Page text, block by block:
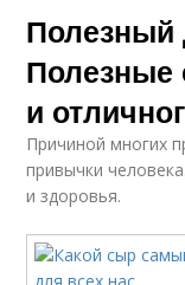
Полезный
Полезные
и
Причиной многих
привычки
и здоровья.